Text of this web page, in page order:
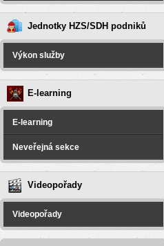
Jednotky HZS/SDH podniků
Výkon služby
E-learning
E-learning
Neveřejná sekce
Videopořady
Videopořady